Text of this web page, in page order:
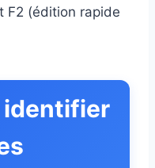
F2 (édition rapide
identifier